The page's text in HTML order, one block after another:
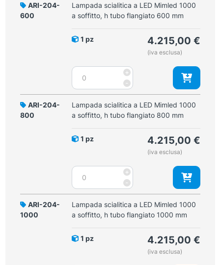
ARI-204-
600
Lampada scialitica a LED Mimled 1000
a soffitto, h tubo flangiato 600 mm
1 pz 4.215,00 €
(iva esclusa)
-
Lampada
scialitica
a
LED
Mimled
soffitto,
flangiato
600
mm
quantità
+
ARI-204-
800
Lampada scialitica a LED Mimled 1000
a soffitto, h tubo flangiato 800 mm
1 pz 4.215,00 €
(iva esclusa)
-
Lampada
scialitica
a
LED
Mimled
soffitto,
+
ARI-204-
1000
Lampada scialitica a LED Mimled 1000
a soffitto, h tubo flangiato 1000 mm
1 pz 4.215,00 €
(iva esclusa)